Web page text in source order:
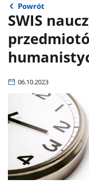
Powrót
SWIS
06.10.2023